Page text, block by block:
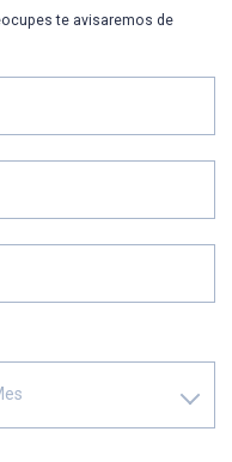
te avisaremos de